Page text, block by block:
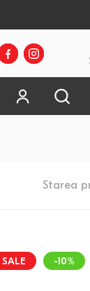
Starea
SALE -10%